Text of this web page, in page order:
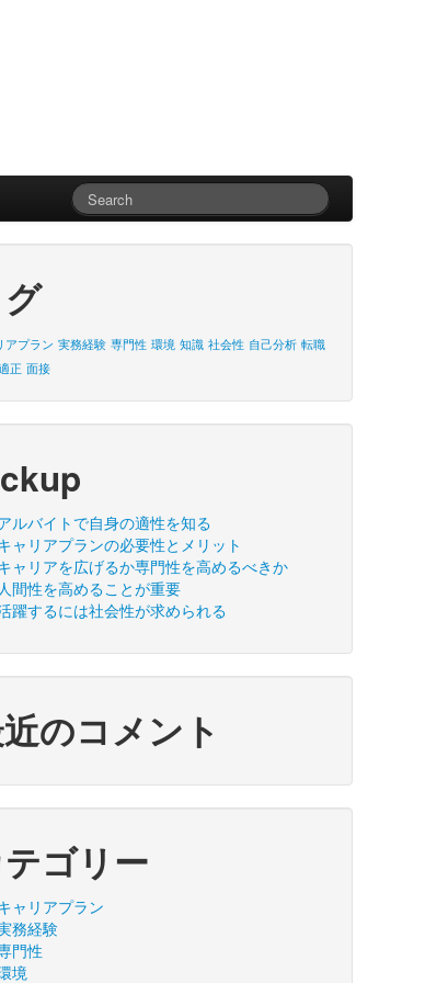
アプラン 実務経験 専門性 環境 知識 社会性 自己分析 転職
正 面接
ルバイトで自身の適性を知る
ャリアプランの必要性とメリット
ャリアを広げるか専門性を高めるべきか
人間性を高めることが重要
躍するには社会性が求められる
のコメント
ゴリー
ャリアプラン
務経験
門性
境